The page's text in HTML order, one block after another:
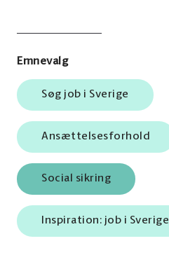
Emnevalg
Søg job i Sverige
Ansættelsesforhold
Social sikring
Inspiration: job i Sverige